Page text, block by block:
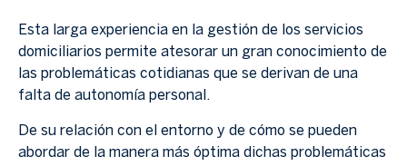
Esta larga experiencia en la gestión de los servicios
domiciliarios permite atesorar un gran conocimiento de
las problemáticas cotidianas que se derivan de una
falta de autonomía personal.
De su relación con el entorno y de cómo se pueden
abordar de la manera más óptima dichas problemáticas